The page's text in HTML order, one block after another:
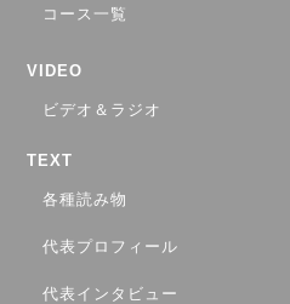
コース一覧
VIDEO
ビデオ＆ラジオ
TEXT
各種読み物
代表プロフィール
代表インタビュー